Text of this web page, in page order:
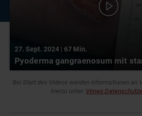
27. Sept. 2024 | 67 Min.
Bei Start des Videos werden Informationen an
hierzu unter: Vimeo